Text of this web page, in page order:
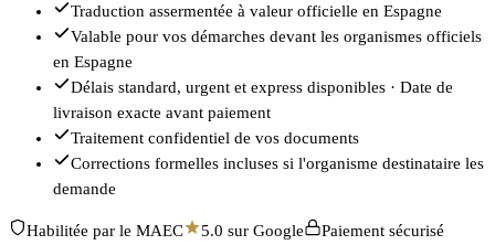
Traduction assermentée à valeur officielle en Espagne
Valable pour vos démarches devant les organismes officiels
en Espagne
Délais standard, urgent et express disponibles · Date de
livraison exacte avant paiement
Traitement confidentiel de vos documents
Corrections formelles incluses si l'organisme destinataire les
demande
Habilitée par le MAEC 5.0 sur Google
Paiement sécurisé